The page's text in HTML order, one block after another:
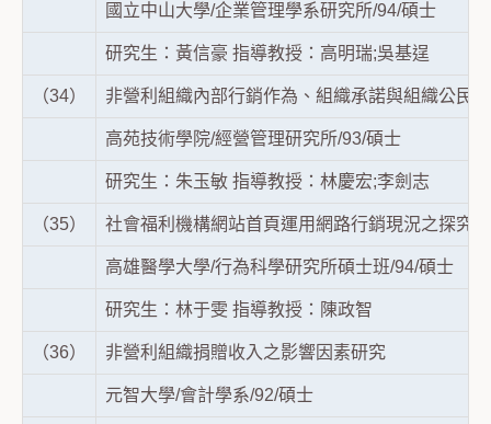
國立中山大學/企業管理學系研究所/94/碩士
研究生：黃信豪 指導教授：高明瑞;吳基逞
（34） 非營利組織內部行銷作為、組織承諾與組織公民
高苑技術學院/經營管理研究所/93/碩士
研究生：朱玉敏 指導教授：林慶宏;李劍志
（35） 社會福利機構網站首頁運用網路行銷現況之探究
高雄醫學大學/行為科學研究所碩士班/94/碩士
研究生：林于雯 指導教授：陳政智
（36） 非營利組織捐贈收入之影響因素研究
元智大學/會計學系/92/碩士